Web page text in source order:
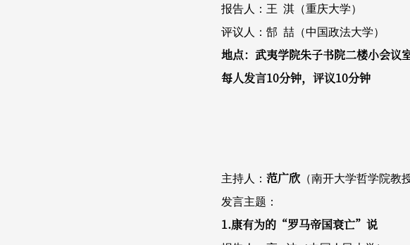
报告人：王 淇（重庆大学）
评议人：郜 喆（中国政法大学）
地点：武夷学院朱子书院二楼小会议
每人发言10分钟，评议10分钟
主持人： 范广欣 （南开大学哲学院教授
发言主题：
1.康有为的“罗马帝国衰亡”说